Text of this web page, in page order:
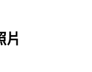
片